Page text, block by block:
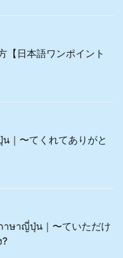
【日本語ワンポイント
〜てくれてありがと
ษาญี่ปุ่น｜〜ていただけ
?